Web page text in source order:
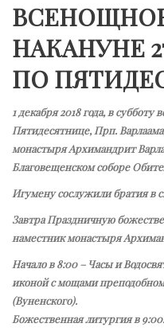
НАКАНУНЕ
ПО
1 декабря 2018 года, в
Пятидесятнице, Прп.
монастыря Архимандрит
Благовещенском соборе
Игумену сослужили братия в
Завтра Праздничную
наместник монастыря
Начало в 8:00 – Часы и
иконой с мощами
(Вуненского).
Божественная литургия в 9:00.